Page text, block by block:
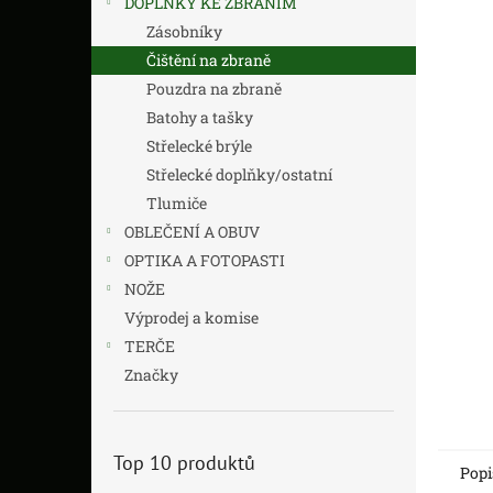
a
Zásobníky
Čištění na zbraně
Pouzdra na zbraně
Batohy a tašky
Střelecké brýle
Střelecké doplňky/ostatní
Tlumiče
OBLEČENÍ A OBUV
OPTIKA A FOTOPASTI
NOŽE
Výprodej a komise
TERČE
Značky
Top 10 produktů